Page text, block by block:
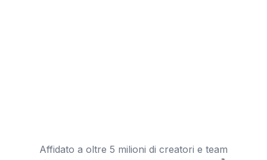
Affidato a oltre 5 milioni di creatori e team